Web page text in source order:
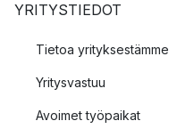
YRITYSTIEDOT
Tietoa yrityksestämme
Yritysvastuu
Avoimet työpaikat